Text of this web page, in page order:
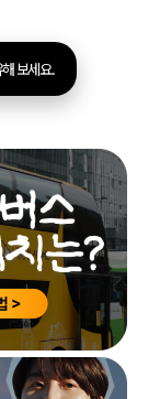
보세요.